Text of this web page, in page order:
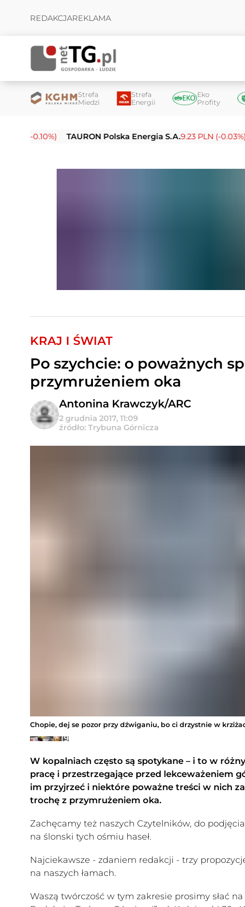
REDAKCJAREKLAMA
Strefa
Miedzi
Strefa
Energii
Eko
Profity
TAURON Polska Energia S.A.9.23 PLN (-0.03%)
KRAJ I ŚWIAT
Po szychcie: o poważnych
przymrużeniem oka
Antonina Krawczyk/ARC
2 grudnia 2017, 11:09
źródło: Trybuna Górnicza
Chopie, dej se pozor przy dźwiganiu, bo ci drzystnie w
Galeria
(9
W kopalniach często są spotykane – i to w
pracę i przestrzegające przed lekceważeniem
im przyjrzeć i niektóre poważne treści w nich
trochę z przymrużeniem oka.
Zachęcamy też naszych Czytelników, do
na ślonski tych ośmiu haseł.
Najciekawsze - zdaniem redakcji - trzy
na naszych łamach.
Waszą twórczość w tym zakresie prosimy słać